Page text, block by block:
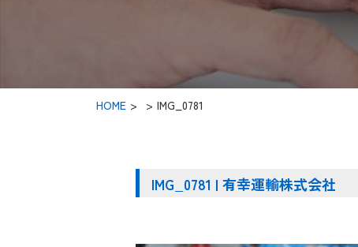
HOME > IMG_0781
IMG_0781 | 有幸運輸株式会社